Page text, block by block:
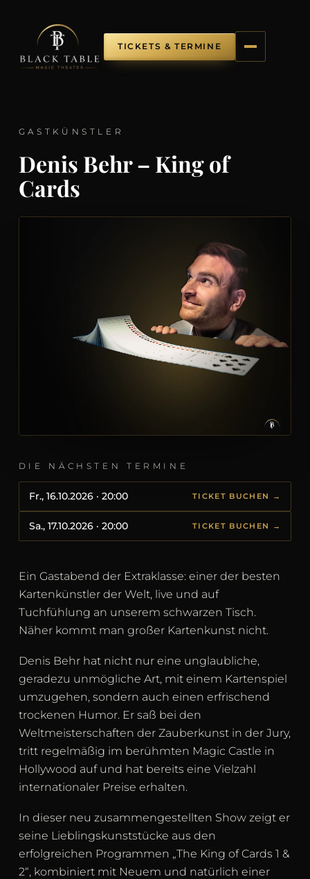
TICKETS & TERMINE
GASTKÜNSTLER
Denis Behr – King of
Cards
DIE NÄCHSTEN TERMINE
Fr., 16.10.2026 · 20:00 TICKET BUCHEN →
Sa., 17.10.2026 · 20:00 TICKET BUCHEN →
Ein Gastabend der Extraklasse: einer der besten
Kartenkünstler der Welt, live und auf
Tuchfühlung an unserem schwarzen Tisch.
Näher kommt man großer Kartenkunst nicht.
Denis Behr hat nicht nur eine unglaubliche,
geradezu unmögliche Art, mit einem Kartenspiel
umzugehen, sondern auch einen erfrischend
trockenen Humor. Er saß bei den
Weltmeisterschaften der Zauberkunst in der Jury,
tritt regelmäßig im berühmten Magic Castle in
Hollywood auf und hat bereits eine Vielzahl
internationaler Preise erhalten.
In dieser neu zusammengestellten Show zeigt er
seine Lieblingskunststücke aus den
erfolgreichen Programmen „The King of Cards 1 &
2“, kombiniert mit Neuem und natürlich einer